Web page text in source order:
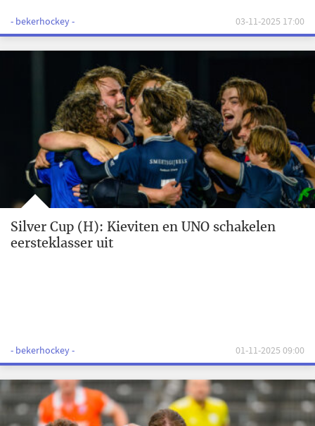
- bekerhockey - 03-11-2025 17:00
Silver Cup (H): Kieviten en UNO schakelen
eersteklasser uit
- bekerhockey - 01-11-2025 09:00